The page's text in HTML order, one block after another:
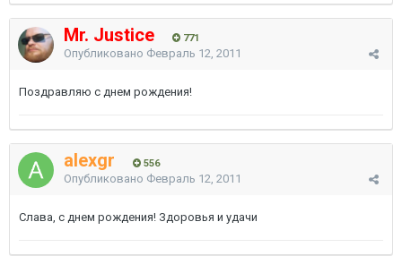
Mr. Justice 771
Опубликовано Февраль 12, 2011
Поздравляю с днем рождения!
alexgr 556
Опубликовано Февраль 12, 2011
Слава, с днем рождения! Здоровья и удачи